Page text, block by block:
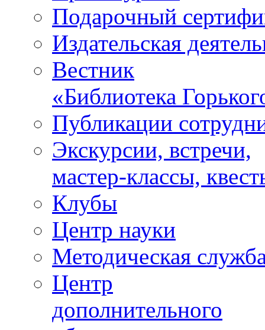
Подарочный
Издательская
Вестник
«Библиотека
Публикации
Экскурсии, встречи,
мастер-классы,
Клубы
Центр науки
Методическая
Центр
дополнительного